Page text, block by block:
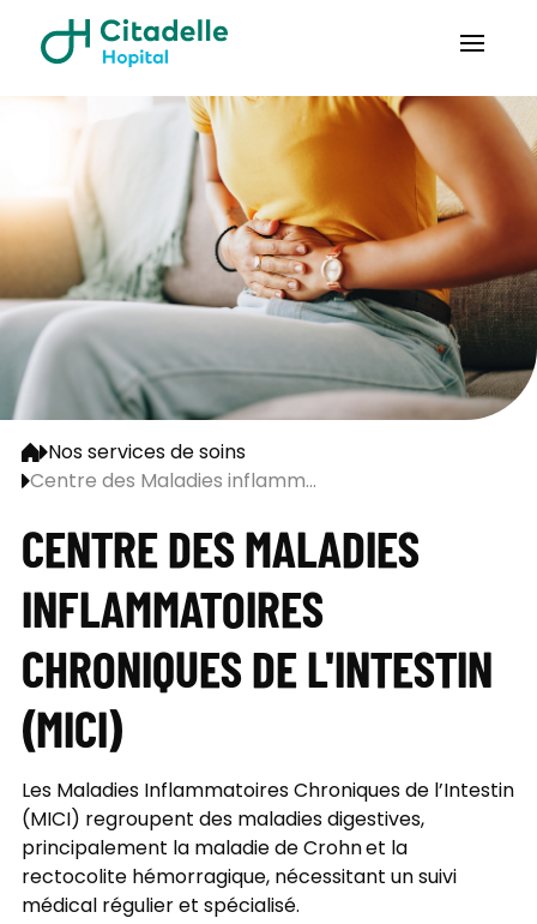
Nos services de soins
Centre des Maladies inflamm...
CENTRE DES MALADIES
INFLAMMATOIRES
CHRONIQUES DE L'INTESTIN
(MICI)
Les Maladies Inflammatoires Chroniques de l’Intestin
(MICI) regroupent des maladies digestives,
principalement la maladie de Crohnet la
rectocolite hémorragique, nécessitant un suivi
médical régulier et spécialisé.